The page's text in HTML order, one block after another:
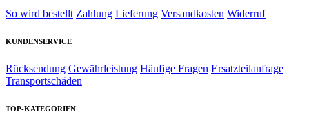
So wird bestellt Zahlung Lieferung Versandkosten Widerruf
KUNDENSERVICE
Rücksendung Gewährleistung Häufige Fragen Ersatzteilanfrage
Transportschäden
TOP-KATEGORIEN